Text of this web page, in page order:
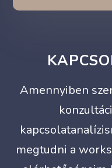
Amennyiben
megtudni a